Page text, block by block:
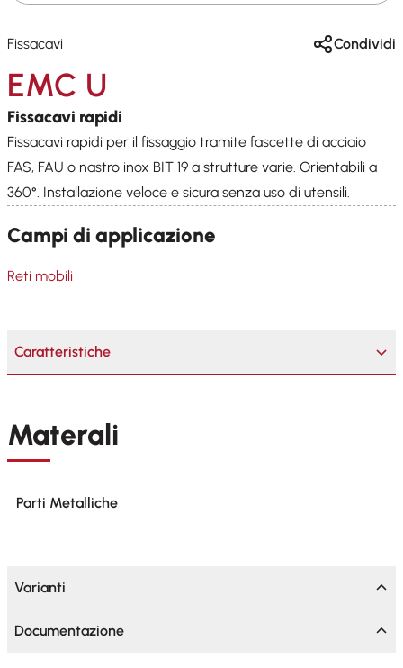
Fissacavi Condividi
EMC U
Fissacavi rapidi
Fissacavi rapidi per il fissaggio tramite fascette di acciaio
FAS, FAU o nastro inox BIT 19 a strutture varie. Orientabili a
360°. Installazione veloce e sicura senza uso di utensili.
Campi di applicazione
Reti mobili
Caratteristiche
Materali
Parti Metalliche
Varianti
Documentazione